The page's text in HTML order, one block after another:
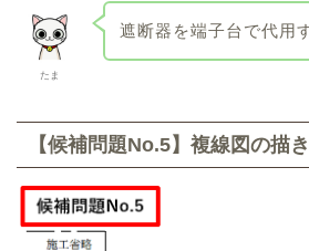
たま
遮断器を端子台で代用
【候補問題No.5】複線図の描